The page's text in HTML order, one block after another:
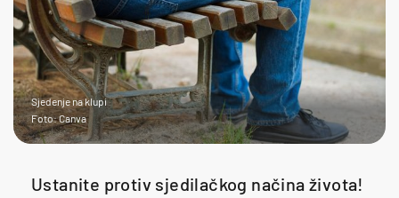
Sjedenje na klupi
Foto: Canva
Ustanite protiv sjedilačkog načina života!